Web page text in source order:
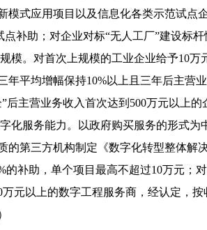
模式应用项目以及信息化各类示范试点
点补助；对企业对标“无人工厂”建设标
模。对首次上规模的工业企业给予10
年平均增幅保持10%以上且三年后主营
后主营业务收入首次达到500万元以上
化服务能力。以政府购买服务的形式
的第三方机构制定《数字化转型整体解
的补助，单个项目最高不超过10万元；
万元以上的数字工程服务商，经认定，